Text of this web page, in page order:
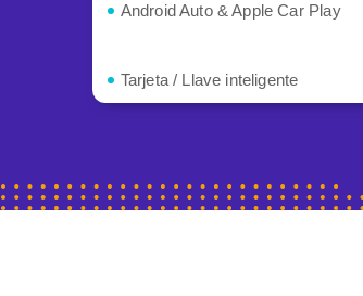
Android Auto & Apple Car Play
Tarjeta / Llave inteligente